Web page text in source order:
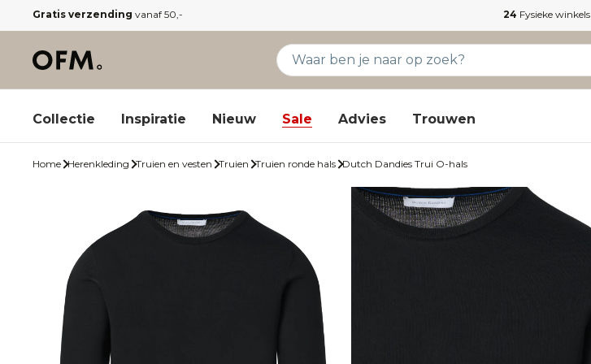
Gratis verzending vanaf 50,- 24 Fysieke winkels
Collectie Inspiratie Nieuw Sale Advies Trouwen
Home Herenkleding Truien en vesten Truien Truien ronde hals Dutch Dandies Trui O-hals